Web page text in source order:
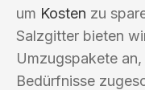
um Kosten zu
Salzgitter bieten
Umzugspakete
Bedürfnisse